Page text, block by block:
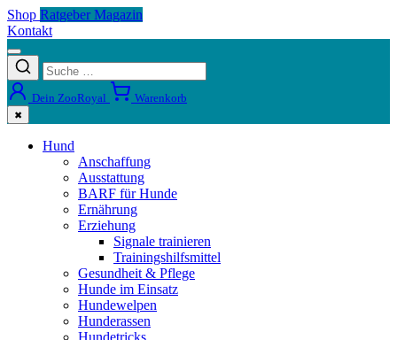
Shop Ratgeber Magazin
Kontakt
Dein ZooRoyal Warenkorb
✖
Hund
Anschaffung
Ausstattung
BARF für Hunde
Ernährung
Erziehung
Signale trainieren
Trainingshilfsmittel
Gesundheit & Pflege
Hunde im Einsatz
Hundewelpen
Hunderassen
Hundetricks